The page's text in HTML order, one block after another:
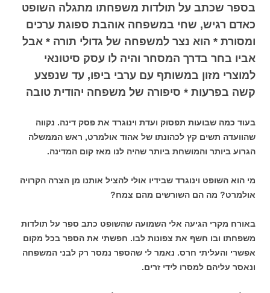
בספר שכתב על תולדות משפחתו מתגלה השופט
כאדם רגיש, שחי במשפחה אוהבת ספוגת ערכים
ומסורת * הוא נצר למשפחה של גדולי תורה * אבל
אביו בחר בדרך המסחר והיה לו עסק סיטונאי
למוצרי מזון במשותף עם ערבי ביפו, עד שנפצע
קשה בפרעות * סיפורה של משפחה יהודית טובה
בעוד כמה שבועות תפסוק ועדת וינוגרד את פסק דינה. נקווה
שהוועדה תשים קץ לכהונתו של אהוד אולמרט, ראש הממשלה
הגרוע ביותר והמושחת ביותר שהיה לנו מאז קום המדינה.
מי הוא השופט וינוגרד שבידיו אולי להציל אותנו מן הצרה הקרויה
אולמרט? מה הם השורשים מהם צמח?
באורח מקרי הגיעה אלי השמועה שהשופט כתב ספר על תולדות
משפחתו ובו חשף את צפונות לבו. חפשתי את הספר בכל מקום
אפשרי והעליתי חרס. נאמר לי שהספר נמסר רק לבני המשפחה
ונאסר עליהם למסרו לידי זרים.